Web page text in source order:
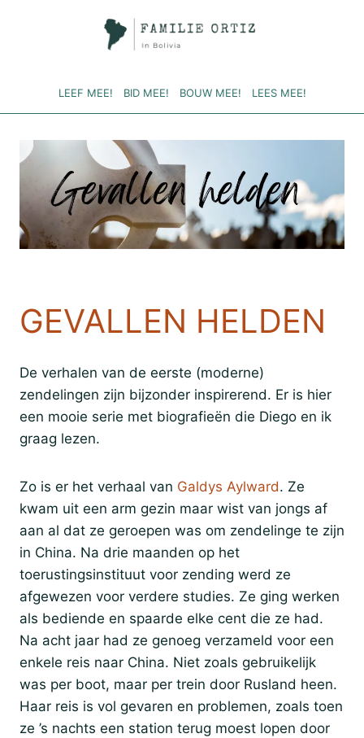
LEEF MEE! BID MEE! BOUW MEE! LEES MEE!
GEVALLEN HELDEN
De verhalen van de eerste (moderne)
zendelingen zijn bijzonder inspirerend. Er is hier
een mooie serie met biografieën die Diego en ik
graag lezen.
Zo is er het verhaal van Galdys Aylward. Ze
kwam uit een arm gezin maar wist van jongs af
aan al dat ze geroepen was om zendelinge te zijn
in China. Na drie maanden op het
toerustingsinstituut voor zending werd ze
afgewezen voor verdere studies. Ze ging werken
als bediende en spaarde elke cent die ze had.
Na acht jaar had ze genoeg verzameld voor een
enkele reis naar China. Niet zoals gebruikelijk
was per boot, maar per trein door Rusland heen.
Haar reis is vol gevaren en problemen, zoals toen
ze ’s nachts een station terug moest lopen door